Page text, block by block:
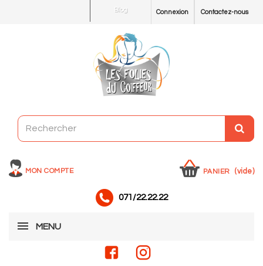
Contactez-nous
Connexion
Blog
MON COMPTE PANIER (vide)
071/22.22.22
MENU